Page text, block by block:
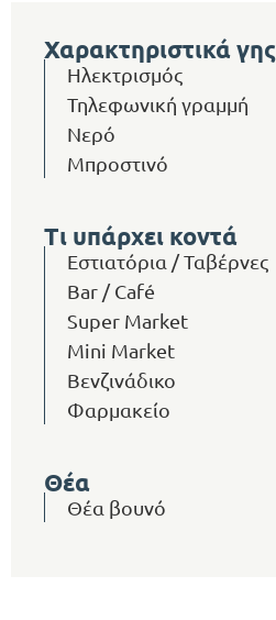
Χαρακτηριστικά γης
Ηλεκτρισμός
Τηλεφωνική γραμμή
Νερό
Μπροστινό
Τι υπάρχει κοντά
Εστιατόρια / Ταβέρνες
Bar / Café
Super Market
Mini Market
Βενζινάδικο
Φαρμακείο
Θέα
Θέα βουνό